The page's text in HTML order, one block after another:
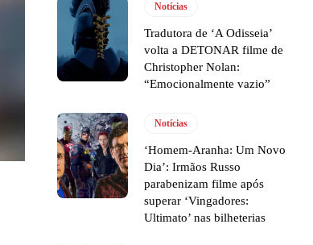
Notícias
Tradutora de ‘A Odisseia’
volta a DETONAR filme de
Christopher Nolan:
“Emocionalmente vazio”
Notícias
‘Homem-Aranha: Um Novo
Dia’: Irmãos Russo
parabenizam filme após
superar ‘Vingadores:
Ultimato’ nas bilheterias